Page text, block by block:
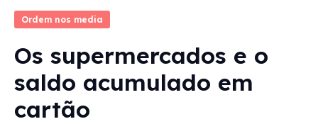
Ordem nos media
Os supermercados e o
saldo acumulado em
cartão